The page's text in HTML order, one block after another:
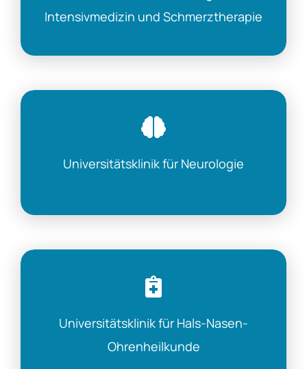
Intensivmedizin und Schmerztherapie
Universitätsklinik für Neurologie
Universitätsklinik für Hals-Nasen-
Ohrenheilkunde